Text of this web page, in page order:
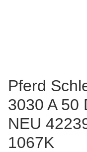
Pferd
3030 A 50
NEU
1067K